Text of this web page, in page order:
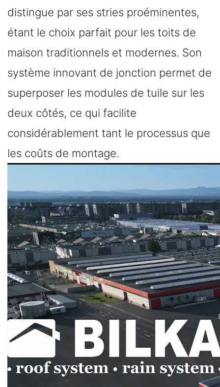
distingue par ses stries proéminentes,
étant le choix parfait pour les toits de
maison traditionnels et modernes. Son
système innovant de jonction permet de
superposer les modules de tuile sur les
deux côtés, ce qui facilite
considérablement tant le processus que
les coûts de montage.